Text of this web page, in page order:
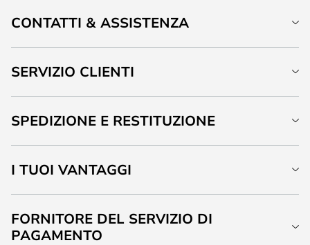
CONTATTI & ASSISTENZA
SERVIZIO CLIENTI
SPEDIZIONE E RESTITUZIONE
I TUOI VANTAGGI
FORNITORE DEL SERVIZIO DI
PAGAMENTO